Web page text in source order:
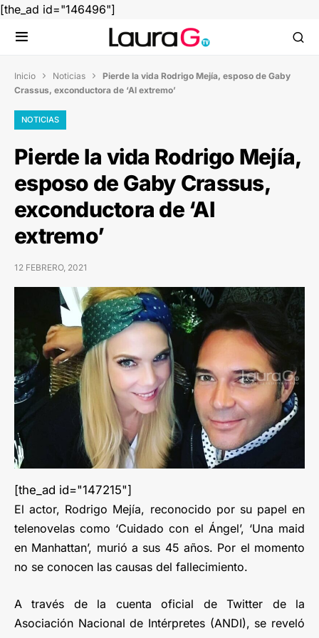
[the_ad id="146496"]
Inicio  Noticias  Pierde la vida Rodrigo Mejía, esposo de Gaby
Crassus, exconductora de ‘Al extremo’
NOTICIAS
Pierde la vida Rodrigo Mejía,
esposo de Gaby Crassus,
exconductora de ‘Al
extremo’
12 FEBRERO, 2021
[the_ad id="147215"]
El actor, Rodrigo Mejía, reconocido por su papel en
telenovelas como ‘Cuidado con el Ángel’, ‘Una maid
en Manhattan’, murió a sus 45 años. Por el momento
no se conocen las causas del fallecimiento.
A través de la cuenta oficial de Twitter de la
Asociación Nacional de Intérpretes (ANDI), se reveló